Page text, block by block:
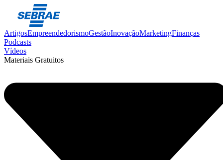
ArtigosEmpreendedorismoGestãoInovaçãoMarketingFinanças
Podcasts
Vídeos
Materiais Gratuitos